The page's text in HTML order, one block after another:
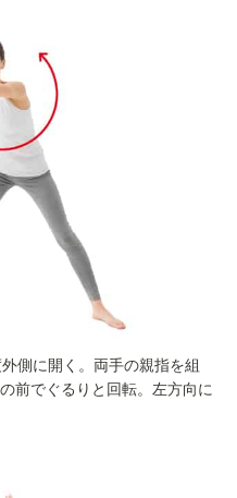
側に開く。両手の親指を組
前でぐるりと回転。左方向に